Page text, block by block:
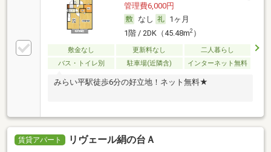
管理費6,000円
なし
1ヶ月
1階 / 2DK（45.48m2）
敷金なし 更新料なし
二人暮らし
バス・トイレ別
駐車場(近隣含) インターネット無料
みらい平駅徒歩6分の好立地！ネット無料★
賃貸アパート リヴェール絹の台Ａ